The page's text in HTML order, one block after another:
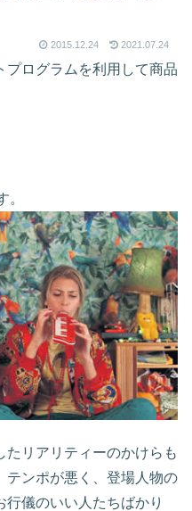
2015.12.24 2021.07.24
ログラムを利用して商品
。
たリアリティーのかけらも
テンポが悪く、登場人物の
儀のいい人たちばかり